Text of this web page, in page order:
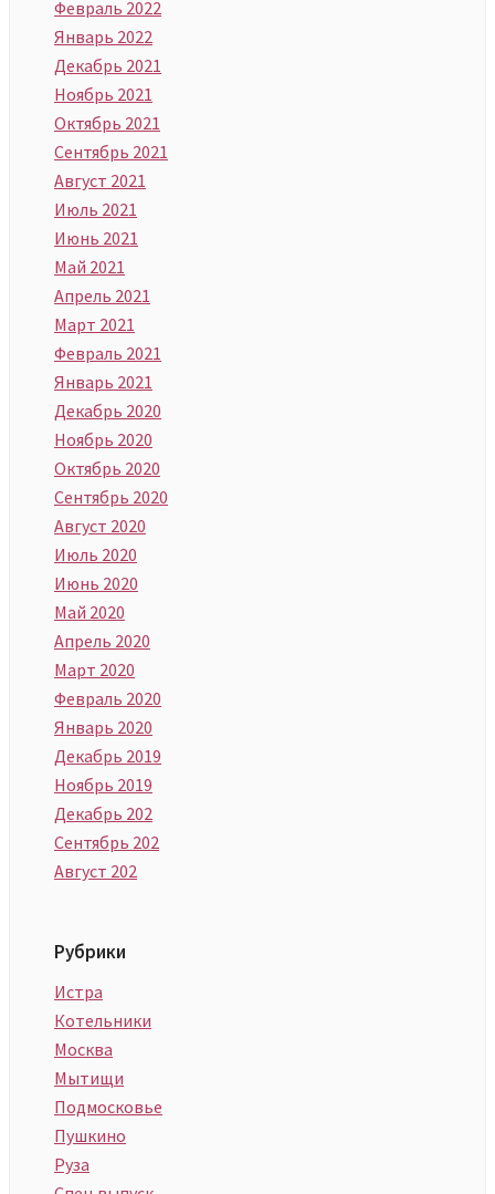
Февраль 2022
Январь 2022
Декабрь 2021
Ноябрь 2021
Октябрь 2021
Сентябрь 2021
Август 2021
Июль 2021
Июнь 2021
Май 2021
Апрель 2021
Март 2021
Февраль 2021
Январь 2021
Декабрь 2020
Ноябрь 2020
Октябрь 2020
Сентябрь 2020
Август 2020
Июль 2020
Июнь 2020
Май 2020
Апрель 2020
Март 2020
Февраль 2020
Январь 2020
Декабрь 2019
Ноябрь 2019
Декабрь 202
Сентябрь 202
Август 202
Рубрики
Истра
Котельники
Москва
Мытищи
Подмосковье
Пушкино
Руза